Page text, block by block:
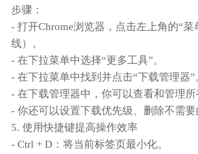
步骤：
- 打开Chrome浏览器，点击左上角的“菜
线）。
- 在下拉菜单中选择“更多工具”。
- 在下拉菜单中找到并点击“下载管理器”
- 在下载管理器中，你可以查看和管理所
- 你还可以设置下载优先级、删除不需要
5. 使用快捷键提高操作效率
- Ctrl + D：将当前标签页最小化。